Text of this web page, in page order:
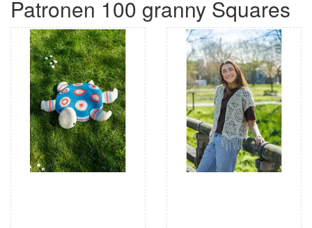
Patronen 100 granny Squares